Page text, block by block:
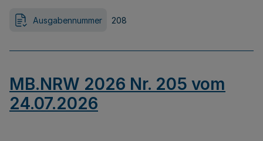
Ausgabennummer 208
MB.NRW 2026 Nr. 205 vom
24.07.2026